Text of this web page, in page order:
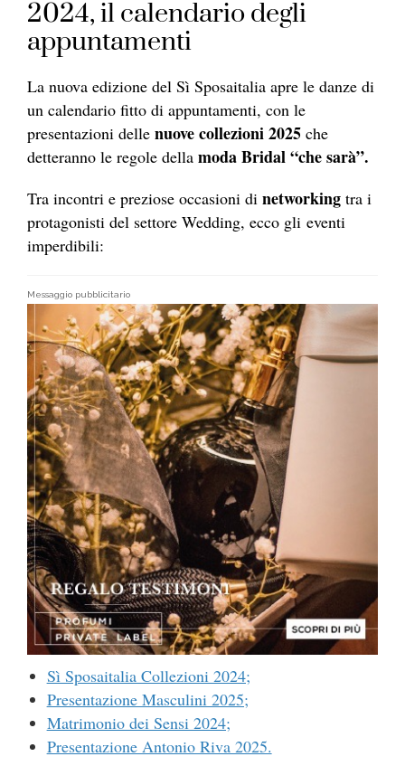
2024, il calendario degli
appuntamenti
La nuova edizione del Sì Sposaitalia apre le danze di
un calendario fitto di appuntamenti, con le
presentazioni delle nuove collezioni 2025 che
detteranno le regole della moda Bridal “che sarà”.
Tra incontri e preziose occasioni di networking tra i
protagonisti del settore Wedding, ecco gli eventi
imperdibili:
Messaggio pubblicitario
Sì Sposaitalia Collezioni 2024;
Presentazione Masculini 2025;
Matrimonio dei Sensi 2024;
Presentazione Antonio Riva 2025.